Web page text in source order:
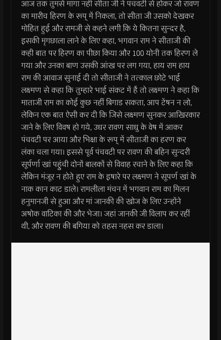
आज तक तुमसे मांगा नहीं सीता जी ने पंचवटी से होकर जो रावण
का मारीच हिरण के रूप् में निकला, तो सीता जी उसको देखकर
मोहित हुई और रामजी से कहने लगी कि ये कितना सुन्दर है,
इसकी मृगछाला लाने के लिए कहा, भगवान राम ने सीताजी की
कही बात पर हिरण का पीछा किया और 100 योनी तक हिरण ले
गया और उनका बाण उसकी आंख पर लग गया, हाय राम हाय
राम की आवाज सुनाई दी तो सीताजी ने तत्काल छोटे भाई
लक्ष्मण से कहा कि तुम्हारे भाई संकट में हैं तो लक्ष्मण ने कहा कि
माताजी राम का कोई कुछ नहीं बिगाड सकता, आप टेंषन न लो,
लेकिन एक बात ऐसी कर दी कि जिसे लक्ष्मण सुनकर आखिरकार
जाने के लिए विवष हो गये, उधर रावण साधु के वेष में आकर
पंचवटी पर आया और भिक्षा के रूप् में सीताजी का हरण कर
लंका चला गया। इससे पूर्व पंचवटी पर रावण की बहिन सुन्दरी
सूर्पर्णा खां पहुुंची दोनों बालकों से विवाह रचाने के लिए कहा कि
लेकिन मंजूर न होते हुए राम के इषारे पर लक्ष्मण ने सूपर्ण खां के
नाक कान काट डाले। रामलीला मंचन में भगवान राम का मिलन
हनुमानजी से हुआ और मां जानकी की खोज के लिए उन्होंने
अषोक वाटिका की और भेजा। जहां जानकी जी विलाप कर रहीं
थी, और रावण की बगिया को तहस नहस कर डाला।